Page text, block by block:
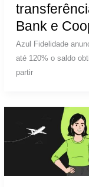
Bank e
Azul Fidelidade
até 120% o saldo
partir